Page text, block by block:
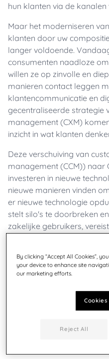
hun klanten via de kanalen
Maar het moderniseren
klanten door uw
langer voldoende.
consumenten naadloze
willen ze op zinvolle en
manieren contact leggen
klantencommunicatie en
gecentraliseerde strategie
management (CXM)
inzicht in wat klanten
Deze verschuiving van
management (CCM)) naar
investeren in nieuwe
nieuwe manieren vinden
er nieuwe technologie
stelt silo's te doorbreken
zakelijke gebruikers,
Wat zijn de
een Customer
Management
By clicking “Accept All Cookies”,
your device to enhance site
our marketing efforts.
Reject All